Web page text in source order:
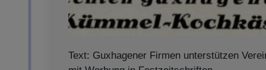
Text: Guxhagener Firmen unterstützen